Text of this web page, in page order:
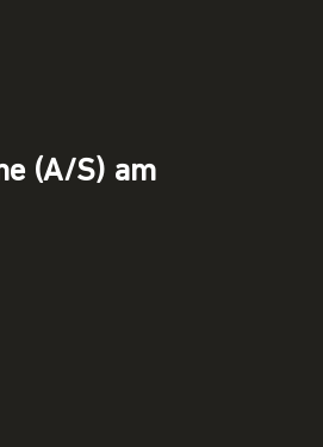
(A/S) am